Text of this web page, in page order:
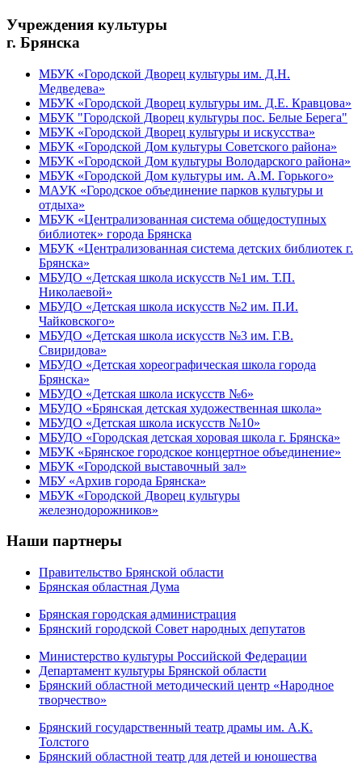
Учреждения культуры
г. Брянска
МБУК «Городской Дворец культуры им. Д.Н.
Медведева»
МБУК «Городской Дворец культуры им. Д.Е. Кравцова»
МБУК "Городской Дворец культуры пос. Белые Берега"
МБУК «Городской Дворец культуры и искусства»
МБУК «Городской Дом культуры Советского района»
МБУК «Городской Дом культуры Володарского района»
МБУК «Городской Дом культуры им. А.М. Горького»
МАУК «Городское объединение парков культуры и
отдыха»
МБУК «Централизованная система общедоступных
библиотек» города Брянска
МБУК «Централизованная система детских библиотек г.
Брянска»
МБУДО «Детская школа искусств №1 им. Т.П.
Николаевой»
МБУДО «Детская школа искусств №2 им. П.И.
Чайковского»
МБУДО «Детская школа искусств №3 им. Г.В.
Свиридова»
МБУДО «Детская хореографическая школа города
Брянска»
МБУДО «Детская школа искусств №6»
МБУДО «Брянская детская художественная школа»
МБУДО «Детская школа искусств №10»
МБУДО «Городская детская хоровая школа г. Брянска»
МБУК «Брянское городское концертное объединение»
МБУК «Городской выставочный зал»
МБУ «Архив города Брянска»
МБУК «Городской Дворец культуры
железнодорожников»
Наши партнеры
Правительство Брянской области
Брянская областная Дума
Брянская городская администрация
Брянский городской Совет народных депутатов
Министерство культуры Российской Федерации
Департамент культуры Брянской области
Брянский областной методический центр «Народное
творчество»
Брянский государственный театр драмы им. А.К.
Толстого
Брянский областной театр для детей и юношества